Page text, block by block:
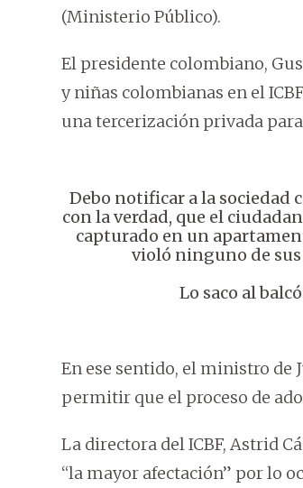
(Ministerio Público).
El presidente colombiano,
y niñas colombianas en el
una tercerización privada
Debo notificar a la sociedad
con la verdad, que el
capturado en un
violó ninguno de
Lo saco al
En ese sentido, el ministro de
permitir que el proceso de
La directora del ICBF, Astrid
“la mayor afectación” por lo